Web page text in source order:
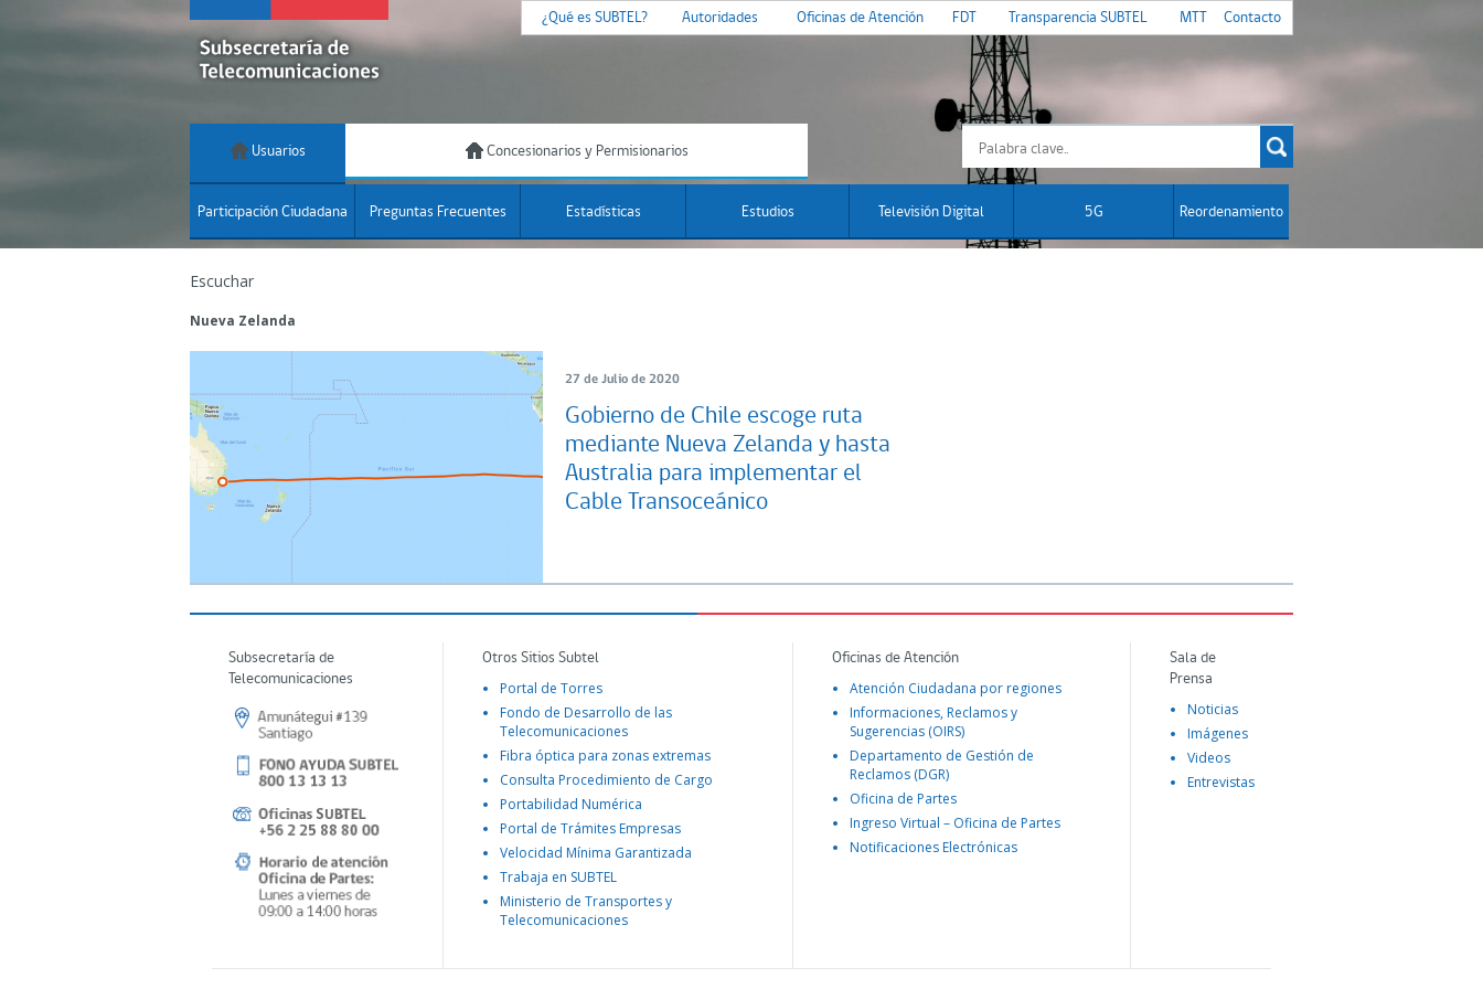
¿Qué es SUBTEL? Autoridades Oficinas de Atención FDT Transparencia SUBTEL MTT Contacto
Usuarios Concesionarios y Permisionarios
Participación Ciudadana Preguntas Frecuentes Estadísticas Estudios Televisión Digital 5G Reordenamiento
Escuchar
Nueva Zelanda
27 de Julio de 2020
Gobierno de Chile escoge ruta
mediante Nueva Zelanda y hasta
Australia para implementar el
Cable Transoceánico
Subsecretaría de
Telecomunicaciones
Otros Sitios Subtel
Portal de Torres
Fondo de Desarrollo de las
Telecomunicaciones
Fibra óptica para zonas extremas
Consulta Procedimiento de Cargo
Portabilidad Numérica
Portal de Trámites Empresas
Velocidad Mínima Garantizada
Trabaja en SUBTEL
Ministerio de Transportes y
Telecomunicaciones
Oficinas de Atención
Atención Ciudadana por regiones
Informaciones, Reclamos y
Sugerencias (OIRS)
Departamento de Gestión de
Reclamos (DGR)
Oficina de Partes
Ingreso Virtual – Oficina de Partes
Notificaciones Electrónicas
Sala de
Prensa
Noticias
Imágenes
Videos
Entrevistas